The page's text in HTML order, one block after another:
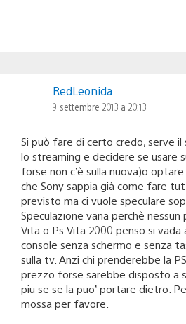
RedLeonida
9 settembre 2013 a 20:13
Si può fare di certo credo, serve
lo streaming e decidere se usare
forse non c’è sulla nuova)o
che Sony sappia già come fare
previsto ma ci vuole speculare
Speculazione vana perchè nessun
Vita o Ps Vita 2000 penso si vada
console senza schermo e senza
sulla tv. Anzi chi prenderebbe la
prezzo forse sarebbe disposto a
piu se se la puo’ portare dietro.
mossa per favore.